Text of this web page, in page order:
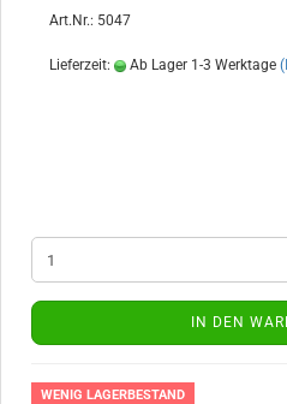
Art.Nr.: 5047
Lieferzeit: Ab Lager 1-3 Werktage
IN DEN
WENIG LAGERBESTAND